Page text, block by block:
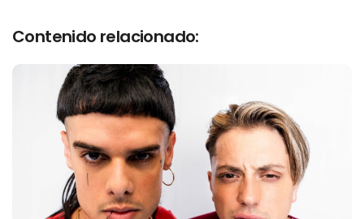
Contenido relacionado: